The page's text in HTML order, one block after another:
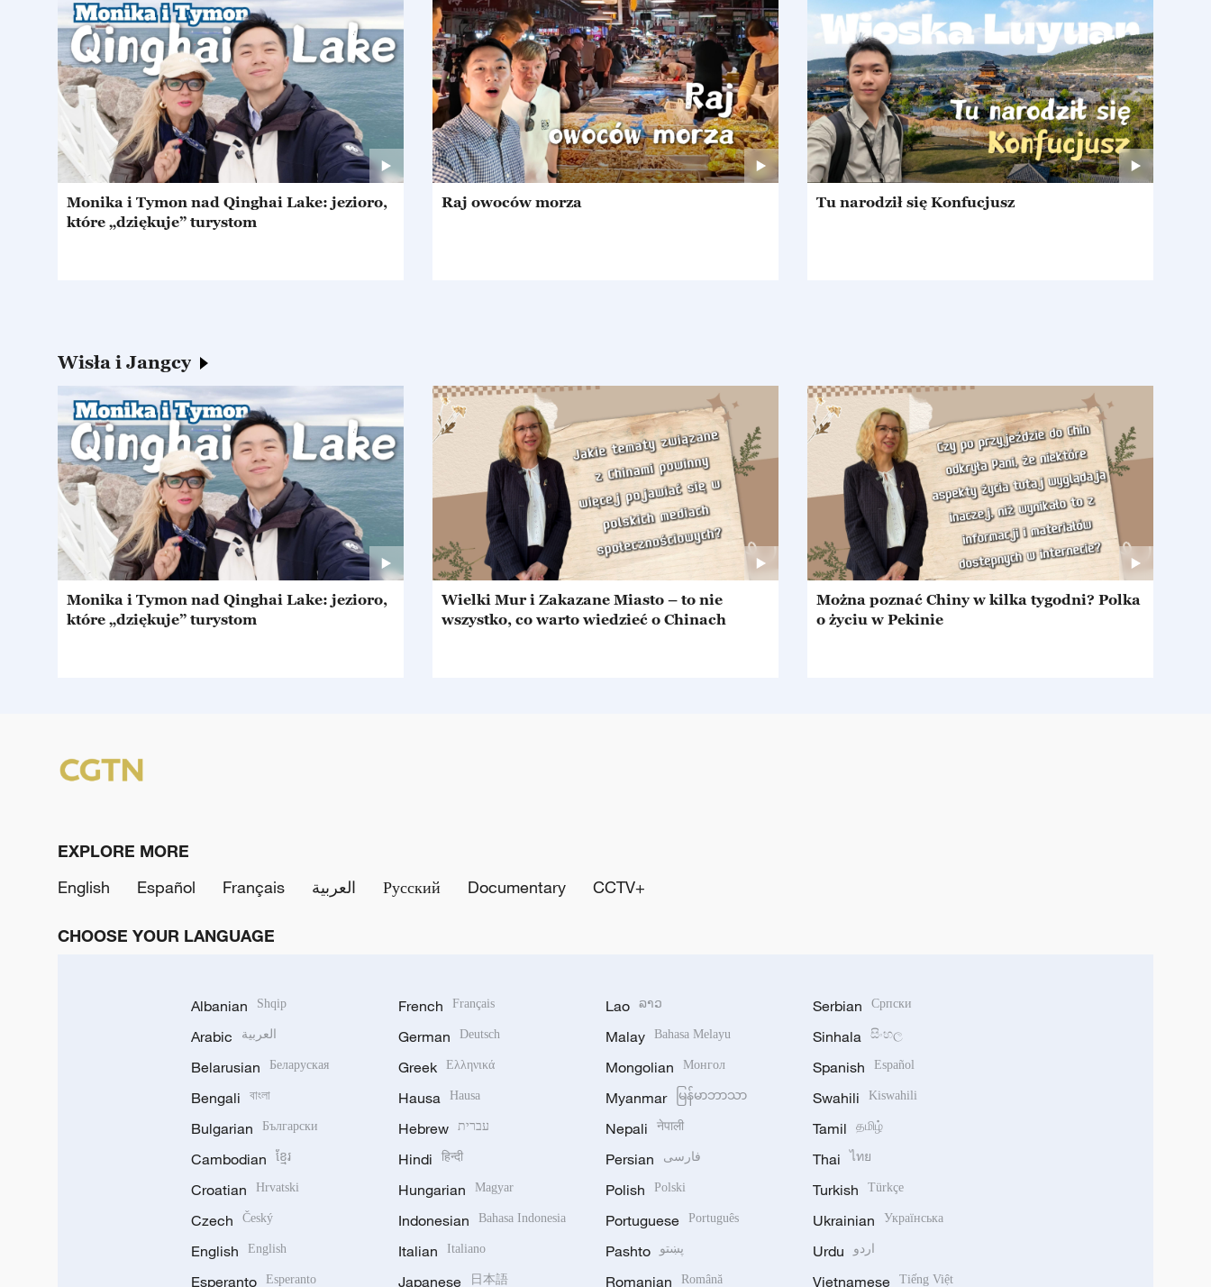
Monika i Tymon nad Qinghai Lake: jezioro,
które „dziękuje” turystom
Raj owoców morza Tu narodził się Konfucjusz
Wisła i Jangcy
Monika i Tymon nad Qinghai Lake: jezioro,
które „dziękuje” turystom
Wielki Mur i Zakazane Miasto – to nie
wszystko, co warto wiedzieć o Chinach
Można poznać Chiny w kilka tygodni? Polka
o życiu w Pekinie
EXPLORE MORE
English
Español Français العربية Русский Documentary CCTV+
CHOOSE YOUR LANGUAGE
Albanian Shqip
Arabic العربية
Belarusian Беларуская
Bengali বাংলা
Bulgarian Български
Cambodian ខ្មែរ
Croatian Hrvatski
Czech Český
English English
Esperanto Esperanto
French Français
German Deutsch
Greek Ελληνικά
Hausa Hausa
Hebrew עברית
Hindi हिन्दी
Hungarian Magyar
Indonesian Bahasa Indonesia
Italian Italiano
Japanese 日本語
Lao ລາວ
Malay Bahasa Melayu
Mongolian Монгол
Myanmar မြန်မာဘာသာ
Nepali नेपाली
Persian فارسی
Polish Polski
Portuguese Português
Pashto پښتو
Romanian Română
Serbian Српски
Sinhala සිංහල
Spanish Español
Swahili Kiswahili
Tamil தமிழ்
Thai ไทย
Turkish Türkçe
Ukrainian Українська
Urdu اردو
Vietnamese Tiếng Việt